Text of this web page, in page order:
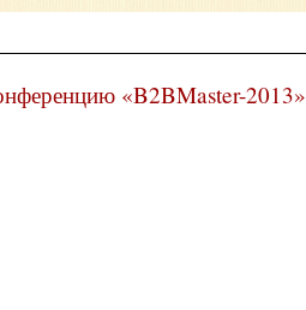
«B2BMaster-2013»